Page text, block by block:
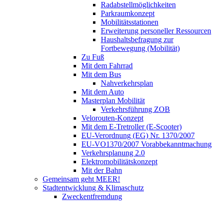
Radabstellmöglichkeiten
Parkraumkonzept
Mobilitätsstationen
Erweiterung personeller Ressourcen
Haushaltsbefragung zur
Fortbewegung (Mobilität)
Zu Fuß
Mit dem Fahrrad
Mit dem Bus
Nahverkehrsplan
Mit dem Auto
Masterplan Mobilität
Verkehrsführung ZOB
Velorouten-Konzept
Mit dem E-Tretroller (E-Scooter)
EU-Verordnung (EG) Nr. 1370/2007
EU-VO1370/2007 Vorabbekanntmachung
Verkehrsplanung 2.0
Elektromobilitätskonzept
Mit der Bahn
Gemeinsam geht MEER!
Stadtentwicklung & Klimaschutz
Zweckentfremdung